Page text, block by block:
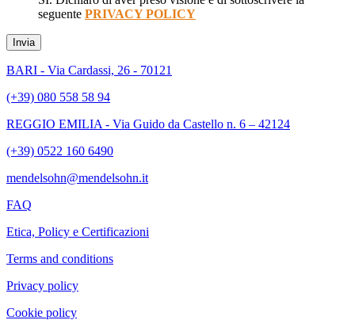
seguente PRIVACY POLICY
Invia
BARI - Via Cardassi, 26 - 70121
(+39) 080 558 58 94
REGGIO EMILIA - Via Guido da Castello n. 6 – 42124
(+39) 0522 160 6490
mendelsohn@mendelsohn.it
FAQ
Etica, Policy e Certificazioni
Terms and conditions
Privacy policy
Cookie policy